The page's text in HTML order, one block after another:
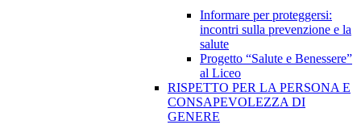
Informare per proteggersi:
incontri sulla prevenzione e la
salute
Progetto “Salute e Benessere”
al Liceo
RISPETTO PER LA PERSONA E
CONSAPEVOLEZZA DI
GENERE